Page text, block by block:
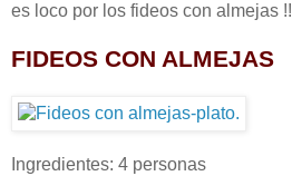
es loco por los fideos con almejas !!
FIDEOS CON ALMEJAS
Ingredientes: 4 personas